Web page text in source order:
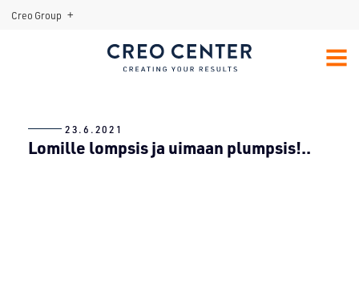
Creo Group +
Creo Center MENU
23.6.2021
Lomille lompsis ja uimaan plumpsis!..